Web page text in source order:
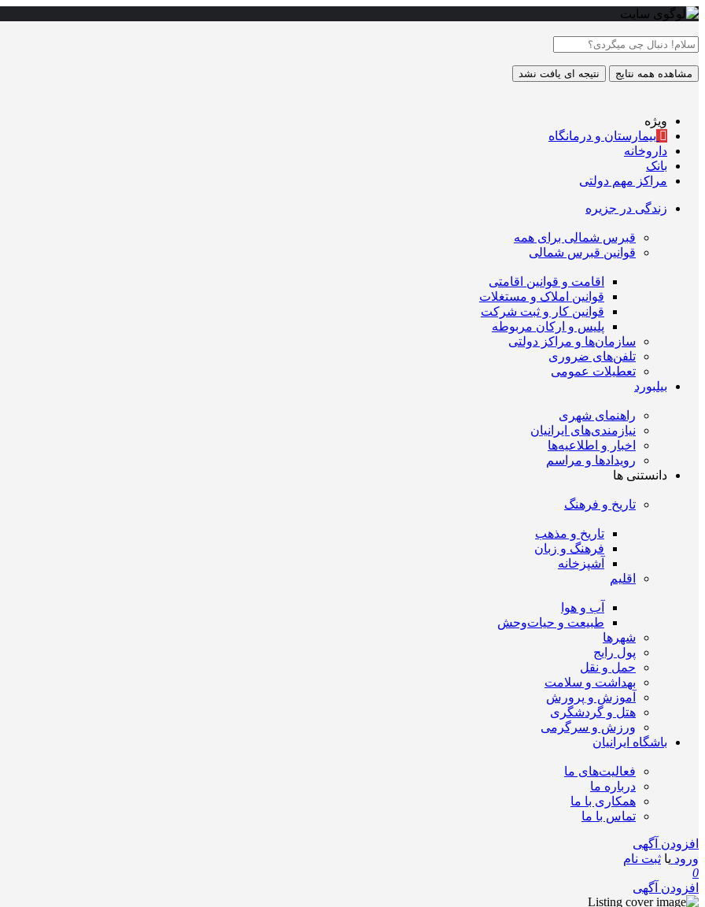
مشاهده همه نتایج نتیجه ای یافت نشد
ویژه
بیمارستان و درمانگاه
داروخانه
بانک
مراکز مهم دولتی
زندگی در جزیره
قبرس شمالی برای همه
قوانین قبرس شمالی
اقامت و قوانین اقامتی
قوانین املاک و مستغلات
قوانین کار و ثبت شرکت
پلیس و ارکان مربوطه
سازمان‌ها و مراکز دولتی
تلفن‌های ضروری
تعطیلات عمومی
بیلبورد
راهنمای شهری
نیازمندی‌های ایرانیان
اخبار و اطلاعیه‌ها
رویداد‌ها و مراسم
دانستنی ها
تاریخ و فرهنگ
تاریخ و مذهب
فرهنگ و زبان
آشپزخانه
اقلیم
آب و هوا
طبیعت و حیات‌وحش
شهرها
پول رایج
حمل و نقل
بهداشت و سلامت
آموزش و پرورش
هتل و گردشگری
ورزش و سرگرمی
باشگاه ایرانیان
فعالیت‌های ما
درباره ما
همکاری با ما
تماس با ما
افزودن آگهی
ورود یا ثبت نام
0
افزودن آگهی